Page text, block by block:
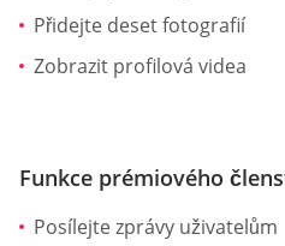
Přidejte deset fotografií
Zobrazit profilová videa
Funkce prémiového
Posílejte zprávy uživatelům